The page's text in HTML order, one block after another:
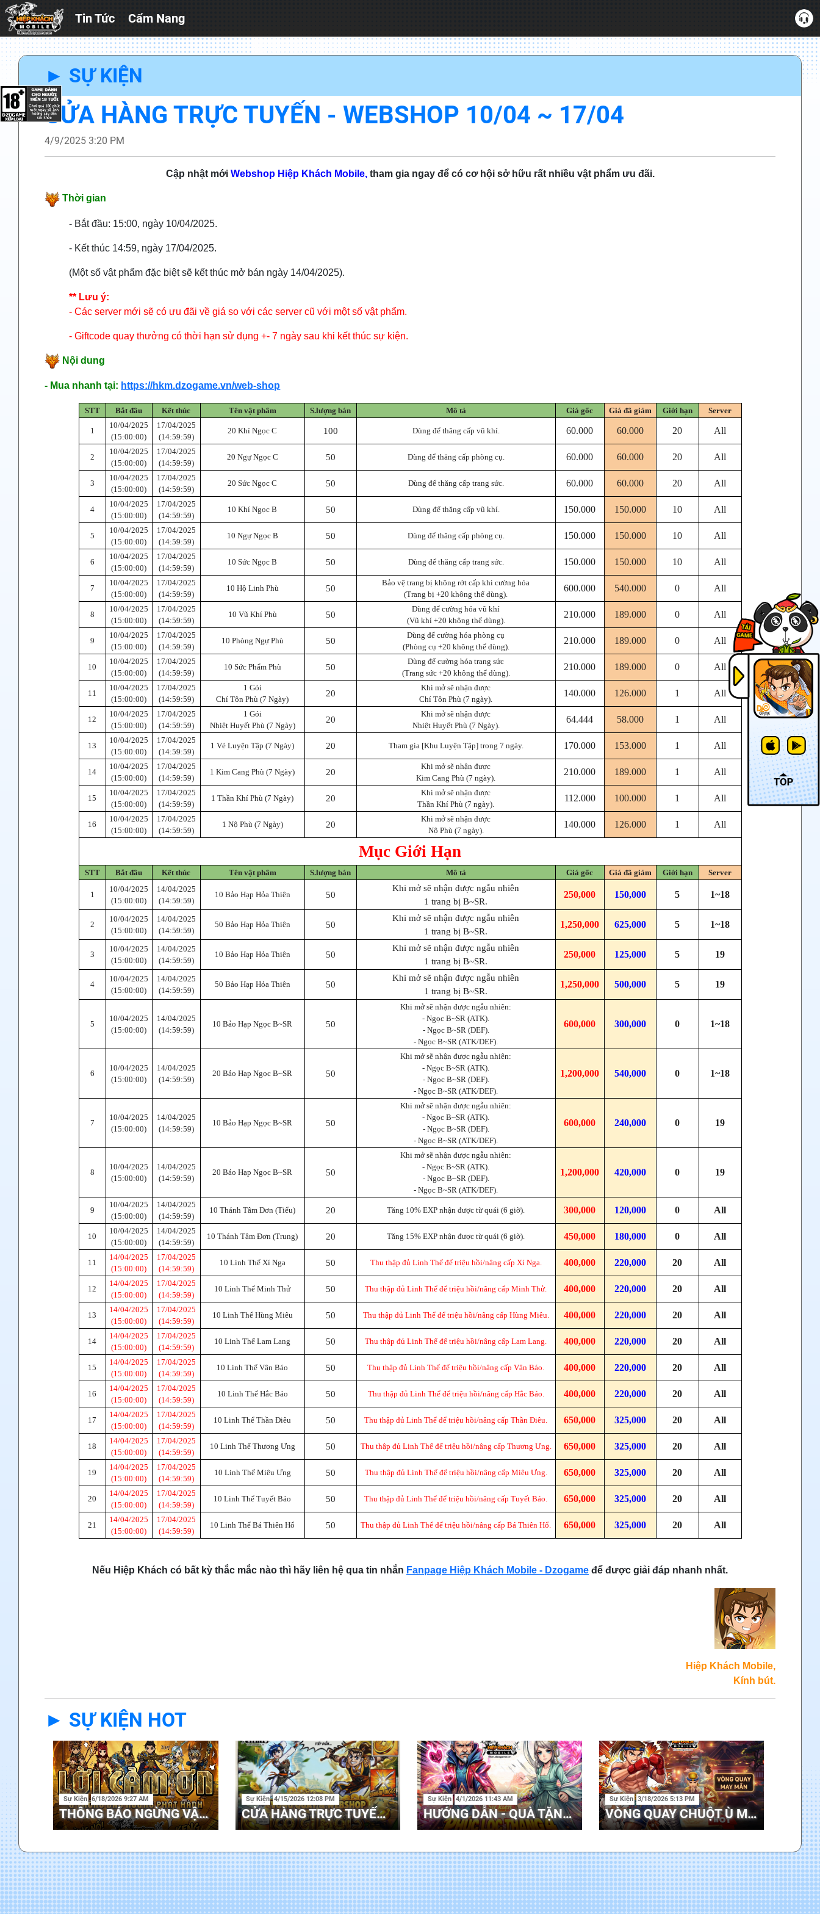
Tin Tức Cẩm Nang
► SỰ KIỆN
CỬA HÀNG TRỰC TUYẾN - WEBSHOP 10/04 ~ 17/04
4/9/2025 3:20 PM
Cập nhật mới Webshop Hiệp Khách Mobile,tham gia ngay để có cơ hội sở hữu rất nhiều vật phẩm ưu đãi.
Thời gian
- Bắt đầu: 15:00, ngày 10/04/2025.
- Kết thúc 14:59, ngày 17/04/2025.
(Một số vật phẩm đặc biệt sẽ kết thúc mở bán ngày 14/04/2025).
** Lưu ý:
- Các server mới sẽ có ưu đãi về giá so với các server cũ với một số vật phẩm.
- Giftcode quay thưởng có thời hạn sử dụng +- 7 ngày sau khi kết thúc sự kiện.
Nội dung
- Mua nhanh tại: https://hkm.dzogame.vn/web-shop
STT Bắt đầu Kết thúc Tên vật phẩm S.lượng bán Mô tả Giá gốc Giá đã giảm Giới hạn Server
1
10/04/2025
(15:00:00)
17/04/2025
(14:59:59)
20 Khí Ngọc C 100 Dùng để thăng cấp vũ khí. 60.000 60.000 20 All
2
10/04/2025
(15:00:00)
17/04/2025
(14:59:59)
20 Ngự Ngọc C 50 Dùng để thăng cấp phòng cụ. 60.000 60.000 20 All
3
10/04/2025
(15:00:00)
17/04/2025
(14:59:59)
20 Sức Ngọc C 50 Dùng để thăng cấp trang sức. 60.000 60.000 20 All
4
10/04/2025
(15:00:00)
17/04/2025
(14:59:59)
10 Khí Ngọc B 50 Dùng để thăng cấp vũ khí. 150.000 150.000 10 All
5
10/04/2025
(15:00:00)
17/04/2025
(14:59:59)
10 Ngự Ngọc B 50 Dùng để thăng cấp phòng cụ. 150.000 150.000 10 All
6
10/04/2025
(15:00:00)
17/04/2025
(14:59:59)
10 Sức Ngọc B 50 Dùng để thăng cấp trang sức. 150.000 150.000 10 All
7
10/04/2025
(15:00:00)
17/04/2025
(14:59:59)
10 Hộ Linh Phù 50
Bảo vệ trang bị không rớt cấp khi cường hóa
(Trang bị +20 không thể dùng).
600.000 540.000 0 All
8
10/04/2025
(15:00:00)
17/04/2025
(14:59:59)
10 Vũ Khí Phù 50
Dùng để cường hóa vũ khí
(Vũ khí +20 không thể dùng).
210.000 189.000 0 All
9
10/04/2025
(15:00:00)
17/04/2025
(14:59:59)
10 Phòng Ngự Phù 50
Dùng để cường hóa phòng cụ
(Phòng cụ +20 không thể dùng).
210.000 189.000 0 All
10
10/04/2025
(15:00:00)
17/04/2025
(14:59:59)
10 Sức Phẩm Phù 50
Dùng để cường hóa trang sức
(Trang sức +20 không thể dùng).
210.000 189.000 0 All
11
10/04/2025
(15:00:00)
17/04/2025
(14:59:59)
1 Gói
Chí Tôn Phù (7 Ngày)
20
Khi mở sẽ nhận được
Chí Tôn Phù (7 ngày).
140.000 126.000 1 All
12
10/04/2025
(15:00:00)
17/04/2025
(14:59:59)
1 Gói
Nhiệt Huyết Phù (7 Ngày)
20
Khi mở sẽ nhận được
Nhiệt Huyết Phù (7 Ngày).
64.444 58.000 1 All
13
10/04/2025
(15:00:00)
17/04/2025
(14:59:59)
1 Vé Luyện Tập (7 Ngày) 20 Tham gia [Khu Luyện Tập] trong 7 ngày. 170.000 153.000 1 All
14
10/04/2025
(15:00:00)
17/04/2025
(14:59:59)
1 Kim Cang Phù (7 Ngày) 20
Khi mở sẽ nhận được
Kim Cang Phù (7 ngày).
210.000 189.000 1 All
15
10/04/2025
(15:00:00)
17/04/2025
(14:59:59)
1 Thần Khí Phù (7 Ngày) 20
Khi mở sẽ nhận được
Thần Khí Phù (7 ngày).
112.000 100.000 1 All
16
10/04/2025
(15:00:00)
17/04/2025
(14:59:59)
1 Nộ Phù (7 Ngày) 20
Khi mở sẽ nhận được
Nộ Phù (7 ngày).
140.000 126.000 1 All
Mục Giới Hạn
STT Bắt đầu Kết thúc Tên vật phẩm S.lượng bán Mô tả Giá gốc Giá đã giảm Giới hạn Server
1
10/04/2025
(15:00:00)
14/04/2025
(14:59:59)
10 Bảo Hạp Hỏa Thiên 50
Khi mở sẽ nhận được ngẫu nhiên
1 trang bị B~SR.
250,000 150,000 5 1~18
2
10/04/2025
(15:00:00)
14/04/2025
(14:59:59)
50 Bảo Hạp Hỏa Thiên 50
Khi mở sẽ nhận được ngẫu nhiên
1 trang bị B~SR.
1,250,000 625,000 5 1~18
3
10/04/2025
(15:00:00)
14/04/2025
(14:59:59)
10 Bảo Hạp Hỏa Thiên 50
Khi mở sẽ nhận được ngẫu nhiên
1 trang bị B~SR.
250,000 125,000 5 19
4
10/04/2025
(15:00:00)
14/04/2025
(14:59:59)
50 Bảo Hạp Hỏa Thiên 50
Khi mở sẽ nhận được ngẫu nhiên
1 trang bị B~SR.
1,250,000 500,000 5 19
5
10/04/2025
(15:00:00)
14/04/2025
(14:59:59)
10 Bảo Hạp Ngọc B~SR 50
Khi mở sẽ nhận được ngẫu nhiên:
- Ngọc B~SR (ATK).
- Ngọc B~SR (DEF).
- Ngọc B~SR (ATK/DEF).
600,000 300,000 0 1~18
6
10/04/2025
(15:00:00)
14/04/2025
(14:59:59)
20 Bảo Hạp Ngọc B~SR 50
Khi mở sẽ nhận được ngẫu nhiên:
- Ngọc B~SR (ATK).
- Ngọc B~SR (DEF).
- Ngọc B~SR (ATK/DEF).
1,200,000 540,000 0 1~18
7
10/04/2025
(15:00:00)
14/04/2025
(14:59:59)
10 Bảo Hạp Ngọc B~SR 50
Khi mở sẽ nhận được ngẫu nhiên:
- Ngọc B~SR (ATK).
- Ngọc B~SR (DEF).
- Ngọc B~SR (ATK/DEF).
600,000 240,000 0 19
8
10/04/2025
(15:00:00)
14/04/2025
(14:59:59)
20 Bảo Hạp Ngọc B~SR 50
Khi mở sẽ nhận được ngẫu nhiên:
- Ngọc B~SR (ATK).
- Ngọc B~SR (DEF).
- Ngọc B~SR (ATK/DEF).
1,200,000 420,000 0 19
9
10/04/2025
(15:00:00)
14/04/2025
(14:59:59)
10 Thánh Tâm Đơn (Tiểu) 20 Tăng 10% EXP nhận được từ quái (6 giờ). 300,000 120,000 0 All
10
10/04/2025
(15:00:00)
14/04/2025
(14:59:59)
10 Thánh Tâm Đơn (Trung) 20 Tăng 15% EXP nhận được từ quái (6 giờ). 450,000 180,000 0 All
11
14/04/2025
(15:00:00)
17/04/2025
(14:59:59)
10 Linh Thể Xí Nga 50 Thu thập đủ Linh Thể để triệu hồi/nâng cấp Xí Nga. 400,000 220,000 20 All
12
14/04/2025
(15:00:00)
17/04/2025
(14:59:59)
10 Linh Thể Minh Thử 50 Thu thập đủ Linh Thể để triệu hồi/nâng cấp Minh Thử. 400,000 220,000 20 All
13
14/04/2025
(15:00:00)
17/04/2025
(14:59:59)
10 Linh Thể Hùng Miêu 50 Thu thập đủ Linh Thể để triệu hồi/nâng cấp Hùng Miêu. 400,000 220,000 20 All
14
14/04/2025
(15:00:00)
17/04/2025
(14:59:59)
10 Linh Thể Lam Lang 50 Thu thập đủ Linh Thể để triệu hồi/nâng cấp Lam Lang. 400,000 220,000 20 All
15
14/04/2025
(15:00:00)
17/04/2025
(14:59:59)
10 Linh Thể Vân Báo 50 Thu thập đủ Linh Thể để triệu hồi/nâng cấp Vân Báo. 400,000 220,000 20 All
16
14/04/2025
(15:00:00)
17/04/2025
(14:59:59)
10 Linh Thể Hắc Báo 50 Thu thập đủ Linh Thể để triệu hồi/nâng cấp Hắc Báo. 400,000 220,000 20 All
17
14/04/2025
(15:00:00)
17/04/2025
(14:59:59)
10 Linh Thể Thần Điêu 50 Thu thập đủ Linh Thể để triệu hồi/nâng cấp Thần Điêu. 650,000 325,000 20 All
18
14/04/2025
(15:00:00)
17/04/2025
(14:59:59)
10 Linh Thể Thương Ưng 50 Thu thập đủ Linh Thể để triệu hồi/nâng cấp Thương Ưng. 650,000 325,000 20 All
19
14/04/2025
(15:00:00)
17/04/2025
(14:59:59)
10 Linh Thể Miêu Ưng 50 Thu thập đủ Linh Thể để triệu hồi/nâng cấp Miêu Ưng. 650,000 325,000 20 All
20
14/04/2025
(15:00:00)
17/04/2025
(14:59:59)
10 Linh Thể Tuyết Báo 50 Thu thập đủ Linh Thể để triệu hồi/nâng cấp Tuyết Báo. 650,000 325,000 20 All
21
14/04/2025
(15:00:00)
17/04/2025
(14:59:59)
10 Linh Thể Bá Thiên Hổ 50 Thu thập đủ Linh Thể để triệu hồi/nâng cấp Bá Thiên Hổ. 650,000 325,000 20 All
Nếu Hiệp Khách có bất kỳ thắc mắc nào thì hãy liên hệ qua tin nhắn Fanpage Hiệp Khách Mobile - Dzogame để được giải đáp nhanh nhất.
Hiệp Khách Mobile,
Kính bút.
► SỰ KIỆN HOT
Sự Kiện 6/18/2026 9:27 AM
THÔNG BÁO NGỪNG VẬN HÀNH HIỆP KHÁCH MOBILE TẠI VIỆT NAM
Sự Kiện 4/15/2026 12:08 PM
CỬA HÀNG TRỰC TUYẾN - WEBSHOP 17/04 - 30/04
Sự Kiện 4/1/2026 11:43 AM
HƯỚNG DẪN - QUÀ TẶNG PHÚC LỘC THÁNG 4
Sự Kiện 3/18/2026 5:13 PM
VÒNG QUAY CHUỘT Ù MỚI 31/03 - 15/04